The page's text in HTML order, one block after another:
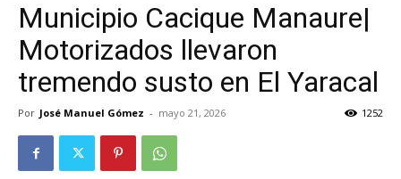
Municipio Cacique Manaure|
Motorizados llevaron
tremendo susto en El Yaracal
Por José Manuel Gómez - mayo 21, 2026 1252